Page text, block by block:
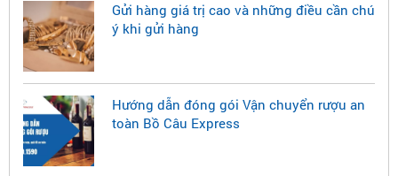
Gửi hàng giá trị cao và những điều cần chú
ý khi gửi hàng
Hướng dẫn đóng gói Vận chuyển rượu an
toàn Bồ Câu Express